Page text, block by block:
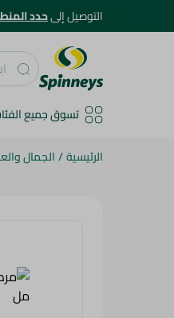
التوصيل إلىحدد
تسوق جميع
الرئيسية/الجمال